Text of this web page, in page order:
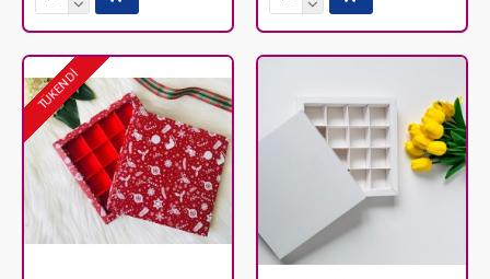
TÜKENDİ